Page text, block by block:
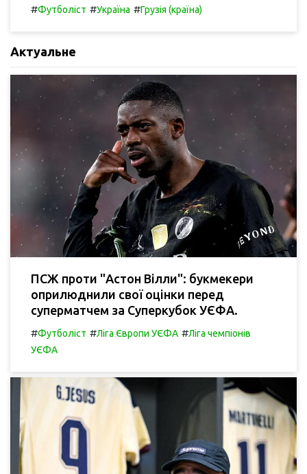
#Футболіст #Україна #Грузія (країна)
Актуальне
ПСЖ проти "Астон Вілли": букмекери
оприлюднили свої оцінки перед
суперматчем за Суперкубок УЄФА.
#Футболіст #Ліга Європи УЄФА #Ліга чемпіонів
УЄФА